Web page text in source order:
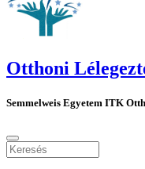
Otthoni
Semmelweis Egyetem ITK